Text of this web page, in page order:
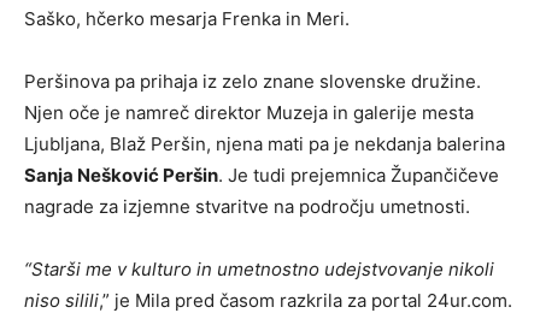
Saško, hčerko mesarja Frenka in Meri.
Peršinova pa prihaja iz zelo znane slovenske družine.
Njen oče je namreč direktor Muzeja in galerije mesta
Ljubljana, Blaž Peršin, njena mati pa je nekdanja balerina
Sanja Nešković Peršin. Je tudi prejemnica Župančičeve
nagrade za izjemne stvaritve na področju umetnosti.
“Starši me v kulturo in umetnostno udejstvovanje nikoli
niso silili,” je Mila pred časom razkrila za portal 24ur.com.